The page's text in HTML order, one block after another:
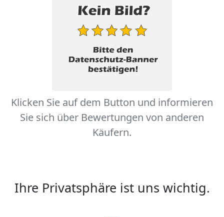
Klicken Sie auf dem Button und informieren
Sie sich über Bewertungen von anderen
Käufern.
Ihre Privatsphäre ist uns wichtig.